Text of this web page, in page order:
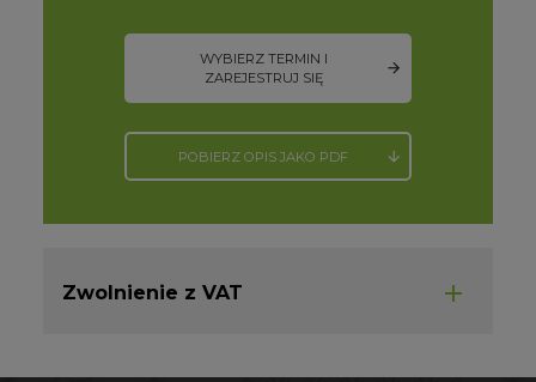
WYBIERZ TERMIN I
ZAREJESTRUJ SIĘ
POBIERZ OPIS JAKO PDF
Zwolnienie z VAT